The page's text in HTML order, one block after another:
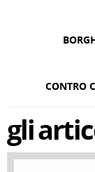
CONTRO
gli